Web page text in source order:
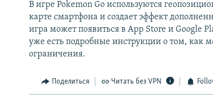
В игре Pokemon Go используются
карте смартфона и создает эффект
игра может появиться в App Store и Google
уже есть подробные инструкции о том, как
ограничения.
Поделиться Читать без VPN